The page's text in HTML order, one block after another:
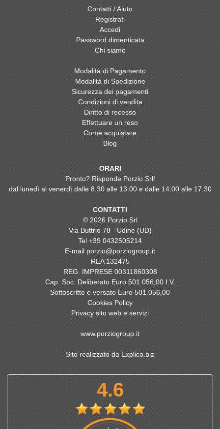
Contatti / Aiuto
Registrati
Accedi
Password dimenticata
Chi siamo
Modalità di Pagamento
Modalità di Spedizione
Sicurezza dei pagamenti
Condizioni di vendita
Diritto di recesso
Effettuare un reso
Come acquistare
Blog
ORARI
Pronto? Risponde Porzio Srl!
dal lunedì al venerdì dalle 8.30 alle 13.00 e dalle 14.00 alle 17.30
CONTATTI
© 2026 Porzio Srl
Via Buttrio 78 - Udine (UD)
Tel+39 0432505214
E-mailporzio@porziogroup.it
REA 132475
REG. IMPRESE 00311860308
Cap. Soc. Deliberato Euro 501.056,00 I.V.
Sottoscritto e versato Euro 501.056,00
Cookies Policy
Privacy sito web e servizi
www.porziogroup.it
Sito realizzato da Explico.biz
4.6